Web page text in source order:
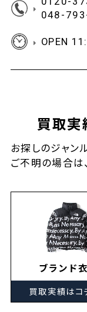
048-
OPEN
買取実
お探しのジャン
ご不明の場合は
ブランド
買取実績はコ